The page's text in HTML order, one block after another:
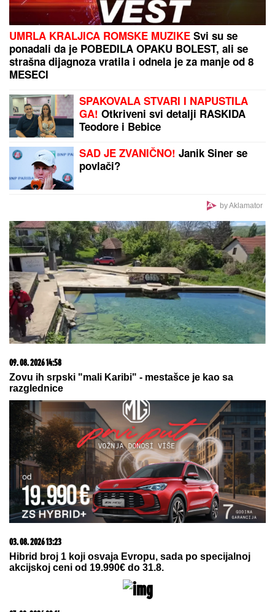
Ovako izgleda PORODIČNA KUĆA Jovane Jeremić
na Ibarskoj magistrali: Ovde je živela sa roditeljima,
BILI POZNATI PO JEDNOJ STVARI!
Taki je snimljen u društvu bivšeg
premijera! (Foto)
U Iraku razbijena tajna ćelija IRGC-a!
Spremali dronove za udar na
Saudijsku Arabiju
UMRLA KRALJICA ROMSKE MUZIKESvi su se
ponadali da je POBEDILA OPAKU BOLEST, ali se
strašna dijagnoza vratila i odnela je za manje od 8
MESECI
SPAKOVALA STVARI I NAPUSTILA
GA!Otkriveni svi detalji RASKIDA
SAD JE ZVANIČNO!
Janik Siner se